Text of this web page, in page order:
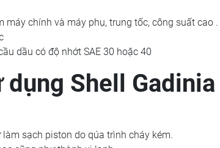
chính và máy phụ, trung tốc, công suất cao .
dầu có độ nhớt SAE 30 hoặc 40
Shell Gadinia
sạch piston do qúa trình cháy kém.